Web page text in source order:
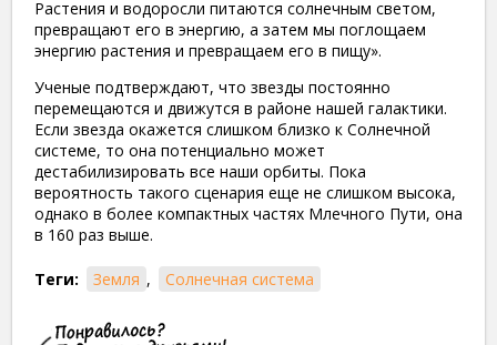
Растения и водоросли питаются солнечным светом,
превращают его в энергию, а затем мы поглощаем
энергию растения и превращаем его в пищу».
Ученые подтверждают, что звезды постоянно
перемещаются и движутся в районе нашей галактики.
Если звезда окажется слишком близко к Солнечной
системе, то она потенциально может
дестабилизировать все наши орбиты. Пока
вероятность такого сценария еще не слишком высока,
однако в более компактных частях Млечного Пути, она
в 160 раз выше.
Теги: Земля , Солнечная система